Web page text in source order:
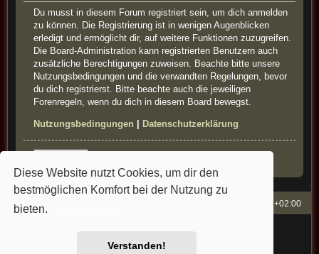
Diese Website nutzt Cookies, um dir den
bestmöglichen Komfort bei der Nutzung zu
bieten.
Verstanden!
Du musst in diesem Forum registriert sein, um dich anmelden
zu können. Die Registrierung ist in wenigen Augenblicken
erledigt und ermöglicht dir, auf weitere Funktionen zuzugreifen.
Die Board-Administration kann registrierten Benutzern auch
zusätzliche Berechtigungen zuweisen. Beachte bitte unsere
Nutzungsbedingungen und die verwandten Regelungen, bevor
du dich registrierst. Bitte beachte auch die jeweiligen
Forenregeln, wenn du dich in diesem Board bewegst.
Nutzungsbedingungen Datenschutzerklärung
French-Classics UTC+02:00
Deutsche Übersetzung durchphpBB.de